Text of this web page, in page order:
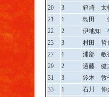
20
3
箱崎 太
21
1
島田
22
2
伊地知
23
3
村田 哲
27
1
浦部 敏
29
2
遠藤 健
31
3
鈴木 敦
33
1 石川 伸